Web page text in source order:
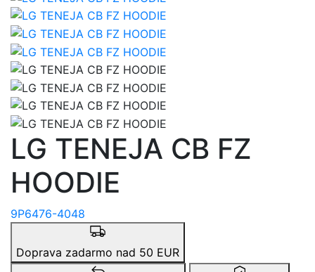
LG TENEJA CB FZ
HOODIE
9P6476-4048
Doprava zadarmo nad 50 EUR